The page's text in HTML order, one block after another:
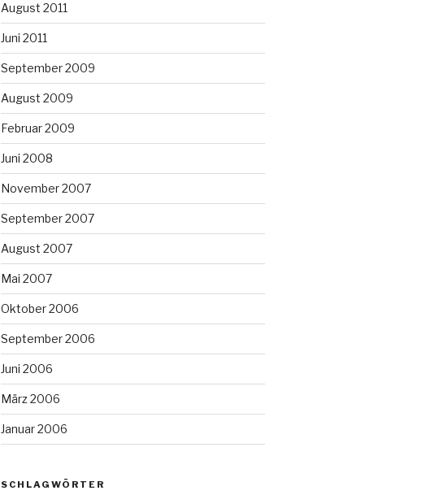
August 2011
Juni 2011
September 2009
August 2009
Februar 2009
Juni 2008
November 2007
September 2007
August 2007
Mai 2007
Oktober 2006
September 2006
Juni 2006
März 2006
Januar 2006
SCHLAGWÖRTER